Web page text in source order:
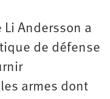
Andersson a
de défense
armes dont